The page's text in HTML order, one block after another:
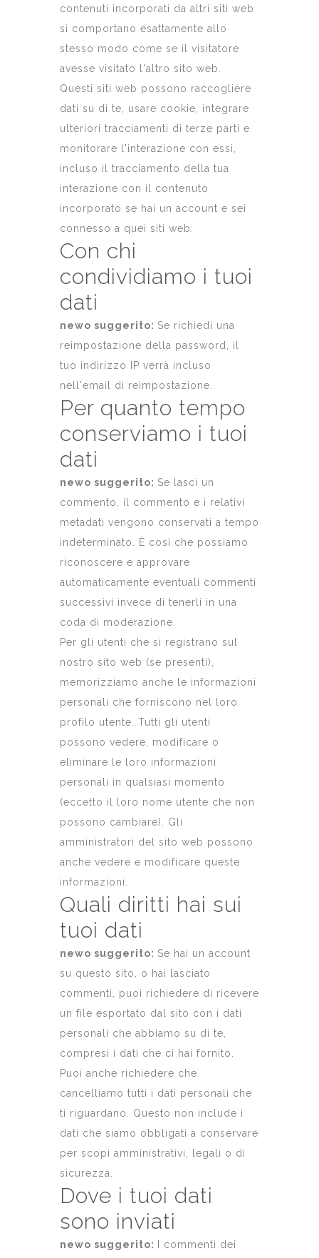
contenuti incorporati da altri siti web
si comportano esattamente allo
stesso modo come se il visitatore
avesse visitato l'altro sito web.
Questi siti web possono raccogliere
dati su di te, usare cookie, integrare
ulteriori tracciamenti di terze parti e
monitorare l'interazione con essi,
incluso il tracciamento della tua
interazione con il contenuto
incorporato se hai un account e sei
connesso a quei siti web.
Con chi
condividiamo i tuoi
dati
newo suggerito: Se richiedi una
reimpostazione della password, il
tuo indirizzo IP verrà incluso
nell'email di reimpostazione.
Per quanto tempo
conserviamo i tuoi
dati
newo suggerito: Se lasci un
commento, il commento e i relativi
metadati vengono conservati a tempo
indeterminato. È così che possiamo
riconoscere e approvare
automaticamente eventuali commenti
successivi invece di tenerli in una
coda di moderazione.
Per gli utenti che si registrano sul
nostro sito web (se presenti),
memorizziamo anche le informazioni
personali che forniscono nel loro
profilo utente. Tutti gli utenti
possono vedere, modificare o
eliminare le loro informazioni
personali in qualsiasi momento
(eccetto il loro nome utente che non
possono cambiare). Gli
amministratori del sito web possono
anche vedere e modificare queste
informazioni.
Quali diritti hai sui
tuoi dati
newo suggerito: Se hai un account
su questo sito, o hai lasciato
commenti, puoi richiedere di ricevere
un file esportato dal sito con i dati
personali che abbiamo su di te,
compresi i dati che ci hai fornito.
Puoi anche richiedere che
cancelliamo tutti i dati personali che
ti riguardano. Questo non include i
dati che siamo obbligati a conservare
per scopi amministrativi, legali o di
sicurezza.
Dove i tuoi dati
sono inviati
newo suggerito:
I commenti dei